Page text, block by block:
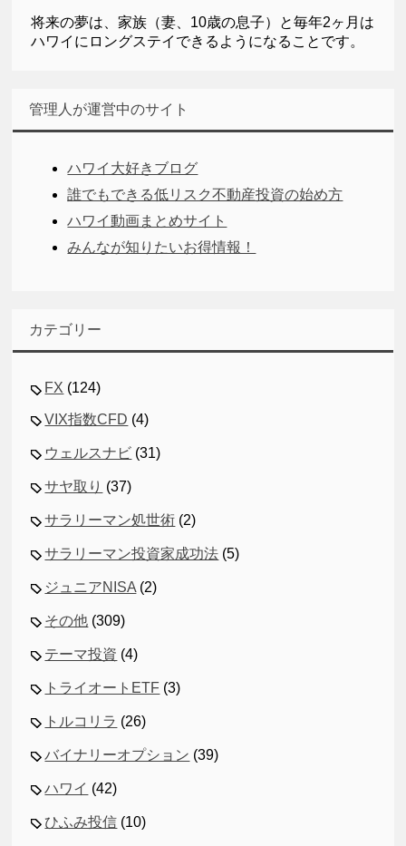
将来の夢は、家族（妻、10歳の息子）と毎年2ヶ月は
ハワイにロングステイできるようになることです。
管理人が運営中のサイト
ハワイ大好きブログ
誰でもできる低リスク不動産投資の始め方
ハワイ動画まとめサイト
みんなが知りたいお得情報！
カテゴリー
FX (124)
VIX指数CFD (4)
ウェルスナビ (31)
サヤ取り (37)
サラリーマン処世術 (2)
サラリーマン投資家成功法 (5)
ジュニアNISA (2)
その他 (309)
テーマ投資 (4)
トライオートETF (3)
トルコリラ (26)
バイナリーオプション (39)
ハワイ (42)
ひふみ投信 (10)